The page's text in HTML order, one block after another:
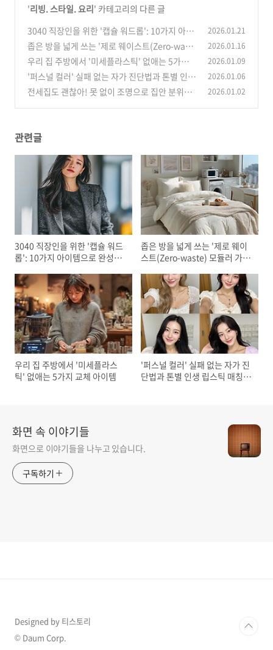
'리빙. 스타일. 요리' 카테고리의 다른 글
3040 직장인을 위한 '캡슐 워드롭': 10가지 아이
템으로 완성하는 30일 출근룩
(1)
2026.01.21
좁은 방을 넓게 쓰는 '제로 웨이스트(Zero-wast
e) 모듈러 가구' 배치법
(1)
2026.01.16
우리 집 주방에서 '미세플라스틱' 없애는 5가지
교체 아이템 (1)
2026.01.09
'퍼스널 컬러' 실패 없는 자가 진단법과 톤별 인생
립스틱 매칭 가이드
(0)
2026.01.06
전세집도 괜찮아! 못 없이 조명으로 집안 분위기
2026.01.02
관련글
3040 직장인을 위한 '캡슐 워드
롭': 10가지 아이템으로 완성하
좁은 방을 넓게 쓰는 '제로 웨이
스트(Zero-waste) 모듈러 가
우리 집 주방에서 '미세플라스
틱' 없애는 5가지 교체 아이템
'퍼스널 컬러' 실패 없는 자가 진
단법과 톤별 인생 립스틱 매칭
화면 속 이야기들
화면으로 이야기들을 나누고 있습니다.
구독하기
Designed by 티스토리
© Daum Corp.